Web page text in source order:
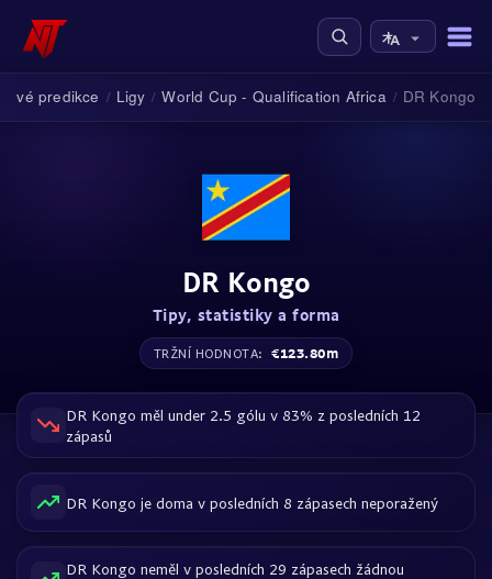
predikce / Ligy / World Cup - Qualification Africa / DR Kongo
DR Kongo
Tipy, statistiky a forma
TRŽNÍ HODNOTA: €123.80m
DR Kongo měl under 2.5 gólu v 83% z posledních 12
zápasů
DR Kongo je doma v posledních 8 zápasech neporažený
DR Kongo neměl v posledních 29 zápasech žádnou